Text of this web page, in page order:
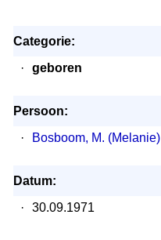
Categorie:
·
geboren
Persoon:
·
Bosboom, M. (Melanie)
Datum:
·
30.09.1971